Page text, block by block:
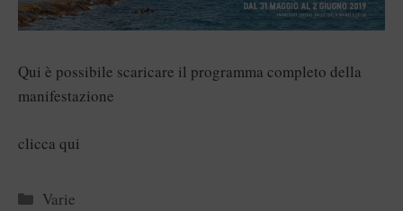
Qui è possibile scaricare il programma completo della
manifestazione
clicca qui
Categorie
Varie